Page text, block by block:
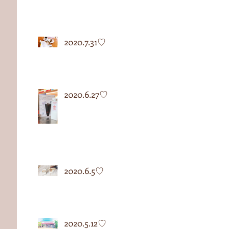
2020.7.31♡
2020.6.27♡
2020.6.5♡
2020.5.12♡